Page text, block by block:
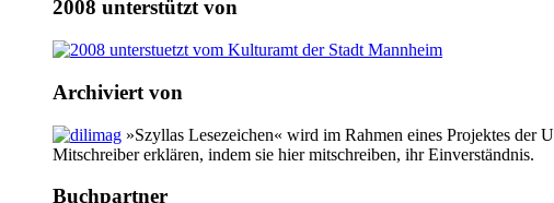
2008 unterstützt von
Archiviert von
»Szyllas Lesezeichen« wird im Rahmen eines Projektes der
Mitschreiber erklären, indem sie hier mitschreiben, ihr Einverständnis.
Buchpartner